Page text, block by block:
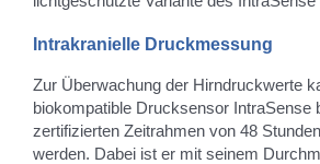
Intrakranielle Druckmessung
Zur Überwachung der Hirndruckwerte
biokompatible Drucksensor IntraSense
zertifizierten Zeitrahmen von 48
werden. Dabei ist er mit seinem